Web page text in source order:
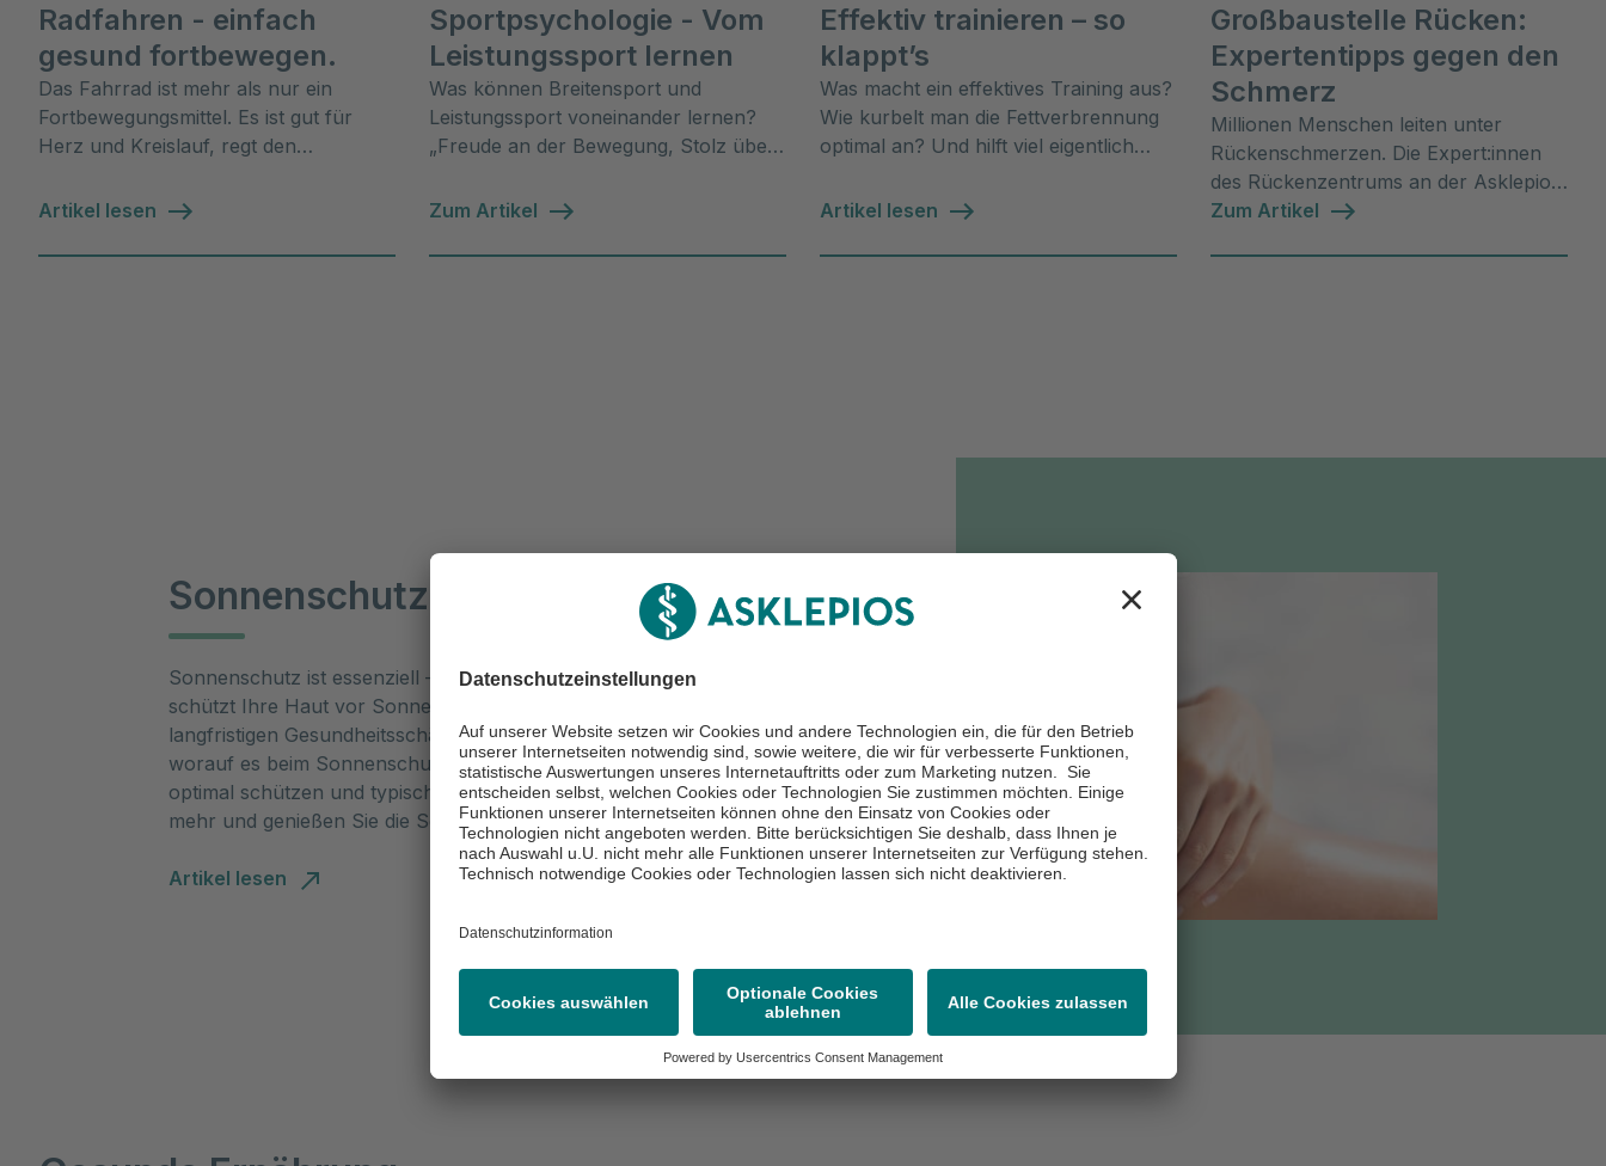
Radfahren - einfach
gesund fortbewegen.
Das Fahrrad ist mehr als nur ein
Fortbewegungsmittel. Es ist gut für
Herz und Kreislauf, regt den
gelenkschonend beim Abnehmen.
Artikel lesen
Sportpsychologie - Vom
Leistungssport lernen
Was können Breitensport und
Leistungssport voneinander lernen?
„Freude an der Bewegung, Stolz über
Sportpsychologin Annika Weinkopf.
Zum Artikel
Effektiv trainieren – so
klappt’s
Was macht ein effektives Training aus?
Wie kurbelt man die Fettverbrennung
optimal an? Und hilft viel eigentlich
Hoffmann klärt auf.
Artikel lesen
Großbaustelle Rücken:
Expertentipps gegen den
Schmerz
Millionen Menschen leiten unter
Rückenschmerzen. Die Expert:innen
des Rückenzentrums an der Asklepios
Klinik St. Georg geben Tipps gegen
Zum Artikel
Sonnenschutz - der Haut zuliebe!
Sonnenschutz ist essenziell – nicht nur an heißen Sommertagen. Er
schützt Ihre Haut vor Sonnenbrand, frühzeitiger Alterung und
langfristigen Gesundheitsschäden. In unserem Artikel erfahren Sie,
worauf es beim Sonnenschutz wirklich ankommt, wie Sie Ihre Haut
optimal schützen und typische Fehler vermeiden. Lesen Sie jetzt
mehr und genießen Sie die Sonne unbeschwert!
Artikel lesen